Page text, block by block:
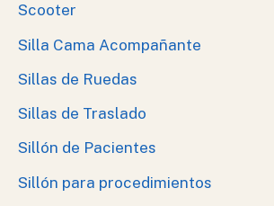
Scooter
Silla Cama Acompañante
Sillas de Ruedas
Sillas de Traslado
Sillón de Pacientes
Sillón para procedimientos